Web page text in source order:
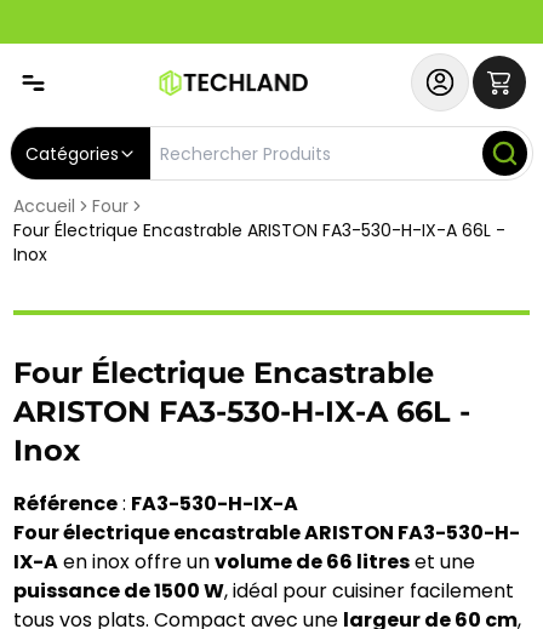
Catégories
Accueil
Four
Four Électrique Encastrable ARISTON FA3-530-H-IX-A 66L -
Inox
Four Électrique Encastrable
ARISTON FA3-530-H-IX-A 66L -
Inox
Référence: FA3-530-H-IX-A
Four électrique encastrable ARISTON FA3-530-H-
IX-Aen inox offre unvolume de 66 litreset une
puissance de 1500 W, idéal pour cuisiner facilement
tous vos plats. Compact avec une largeur de 60 cm,